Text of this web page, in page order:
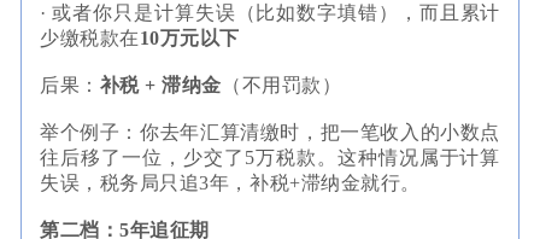
· 或者你只是计算失误（比如数字填错），而且累计
少缴税款在10万元以下
后果： 补税 + 滞纳金 （不用罚款）
举个例子：你去年汇算清缴时，把一笔收入的小数点
往后移了一位，少交了5万税款。这种情况属于计算
失误，税务局只追3年，补税+滞纳金就行。
第二档：5年追征期